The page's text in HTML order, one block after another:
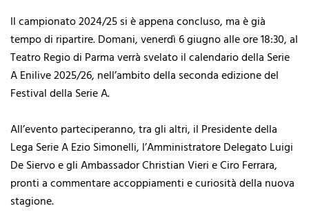
Il campionato 2024/25 si è appena concluso, ma è già
tempo di ripartire. Domani, venerdì 6 giugno alle ore 18:30, al
Teatro Regio di Parma verrà svelato il calendario della Serie
A Enilive 2025/26, nell’ambito della seconda edizione del
Festival della Serie A.
All’evento parteciperanno, tra gli altri, il Presidente della
Lega Serie A Ezio Simonelli, l’Amministratore Delegato Luigi
De Siervo e gli Ambassador Christian Vieri e Ciro Ferrara,
pronti a commentare accoppiamenti e curiosità della nuova
stagione.